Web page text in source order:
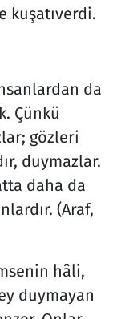
kuşatıverdi.
da
Çünkü
gözleri
duymazlar.
daha da
(Araf,
hâli,
duymayan